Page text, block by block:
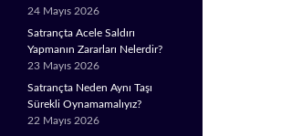
24 Mayıs 2026
Satrançta Acele Saldırı
Yapmanın Zararları Nelerdir?
23 Mayıs 2026
Satrançta Neden Aynı Taşı
Sürekli Oynamamalıyız?
22 Mayıs 2026